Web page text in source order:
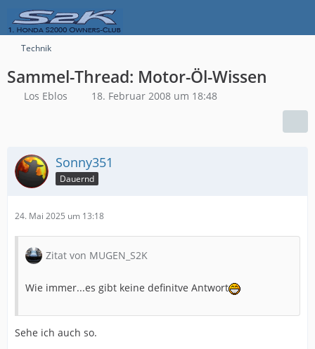
Technik
Sammel-Thread: Motor-Öl-Wissen
Los Eblos 18. Februar 2008 um 18:48
Sonny351
Dauernd
24. Mai 2025 um 13:18
Zitat von MUGEN_S2K
Wie immer...es gibt keine definitve Antwort
Sehe ich auch so.